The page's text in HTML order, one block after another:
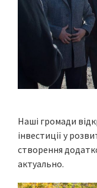
Наші громади
інвестиції у
створення
актуально.